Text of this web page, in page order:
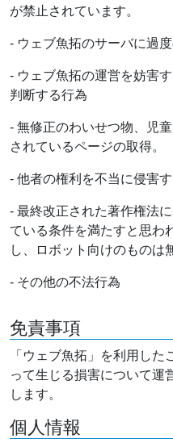
が禁止されています。
- ウェブ魚拓のサーバに過
- ウェブ魚拓の運営を妨害
判断する行為
- 無修正のわいせつ物、児
されているページの取得。
- 他者の権利を不当に侵害
- 最終改正された著作権法
ている条件を満たすと思わ
し、ロボット向けのものは
- その他の不法行為
免責事項
「ウェブ魚拓」を利用し
って生じる損害について運
します。
個人情報